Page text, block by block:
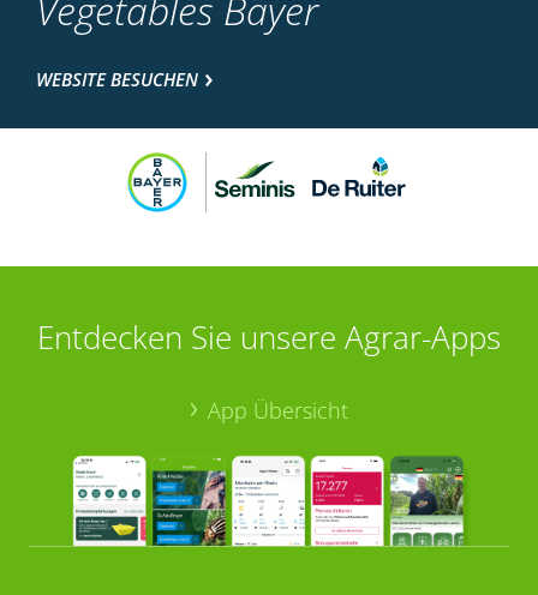
WEBSITE BESUCHEN
Entdecken Sie unsere Agrar-Apps
App Übersicht